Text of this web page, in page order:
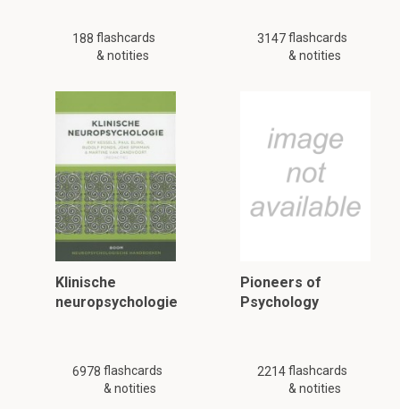
188 flashcards
& notities
3147 flashcards
& notities
Klinische
neuropsychologie
6978 flashcards
& notities
Pioneers of
Psychology
2214 flashcards
& notities